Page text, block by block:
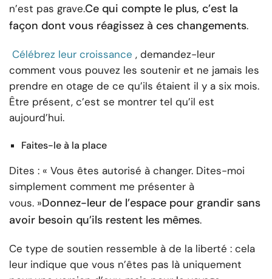
n’est pas grave.Ce qui compte le plus, c’est la
façon dont vous réagissez à ces changements.
Célébrez leur croissance , demandez-leur
comment vous pouvez les soutenir et ne jamais les
prendre en otage de ce qu’ils étaient il y a six mois.
Être présent, c’est se montrer tel qu’il est
aujourd’hui.
Faites-le à la place
Dites : « Vous êtes autorisé à changer. Dites-moi
simplement comment me présenter à
vous. »Donnez-leur de l’espace pour grandir sans
avoir besoin qu’ils restent les mêmes.
Ce type de soutien ressemble à de la liberté : cela
leur indique que vous n’êtes pas là uniquement